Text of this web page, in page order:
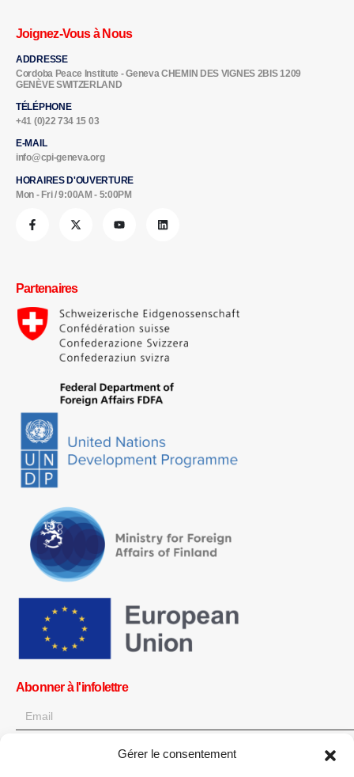
Gérer le consentement
Joignez-Vous à Nous
ADDRESSE
Cordoba Peace Institute - Geneva CHEMIN DES VIGNES 2BIS 1209
GENÈVE SWITZERLAND
TÉLÉPHONE
+41 (0)22 734 15 03
E-MAIL
info@cpi-geneva.org
HORAIRES D'OUVERTURE
Mon - Fri / 9:00AM - 5:00PM
Partenaires
Abonner à l'infolettre